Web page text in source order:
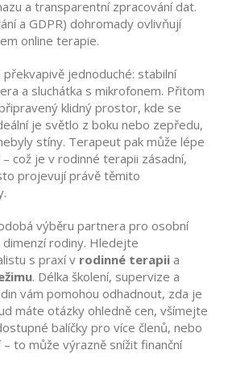
a transparentní zpracování dat.
a GDPR) dohromady ovlivňují
online terapie.
jednoduché: stabilní
a sluchátka s mikrofonem. Přitom
klidný prostor, kde se
je světlo z boku nebo zepředu,
stíny. Terapeut pak může lépe
což je v rodinné terapii zásadní,
projevují právě těmito
výběru partnera pro osobní
rodiny. Hledejte
s praxí v rodinné terapii a
. Délka školení, supervize a
vám pomohou odhadnout, zda je
máte otázky ohledně cen, všímejte
balíčky pro více členů, nebo
to může výrazně snížit finanční